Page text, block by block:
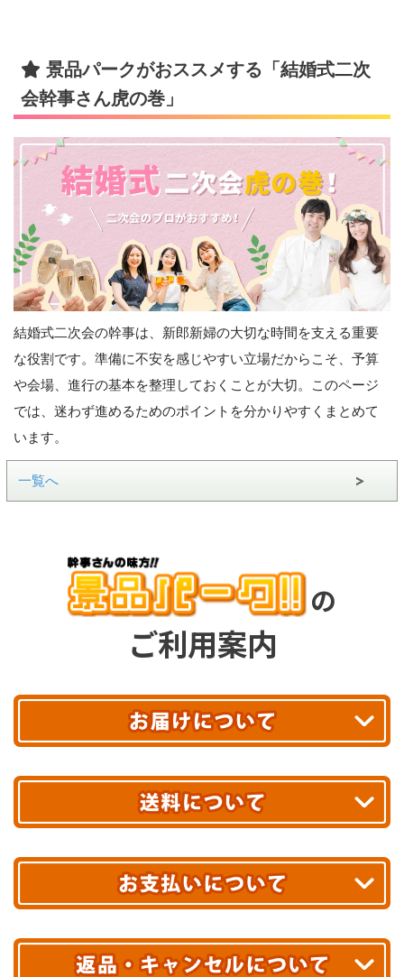
景品パークがおススメする「結婚式二次
会幹事さん虎の巻」
結婚式二次会の幹事は、新郎新婦の大切な時間を支える重要
な役割です。準備に不安を感じやすい立場だからこそ、予算
や会場、進行の基本を整理しておくことが大切。このページ
では、迷わず進めるためのポイントを分かりやすくまとめて
います。
一覧へ
の
ご利用案内
最短翌日お届け!
あす着エリアが対象です。
エリアやお届け日の確認はこちら▶
※ 配送業者による配送遅延が生じる可能性がございます。
※ 沖縄・離島はお届けできません。
送料無料!
10,000円未満 全国一律1,100円(税込)
配送業者
クレジットカード